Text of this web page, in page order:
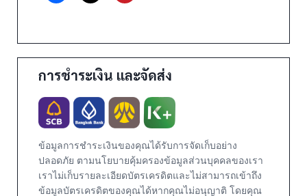
การชำระเงิน และจัดส่ง
ข้อมูลการชำระเงินของคุณได้รับการจัดเก็บอย่าง
ปลอดภัย ตามนโยบายคุ้มครองข้อมูลส่วนบุคคลของเรา
เราไม่เก็บรายละเอียดบัตรเครดิตและไม่สามารถเข้าถึง
ข้อมูลบัตรเครดิตของคุณได้หากคุณไม่อนุญาติ โดยคุณ